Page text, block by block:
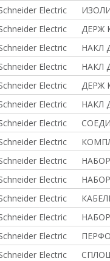
Electric
Electric ДЕРЖ
Electric НАКЛ
Electric НАКЛ
Electric ДЕРЖ
Electric НАКЛ
Electric
Electric
Electric
Electric
Electric
Electric
Electric
Electric